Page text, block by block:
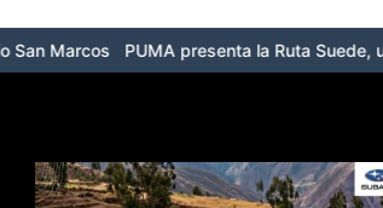
PUMA presenta la Ruta Suede, un circuito